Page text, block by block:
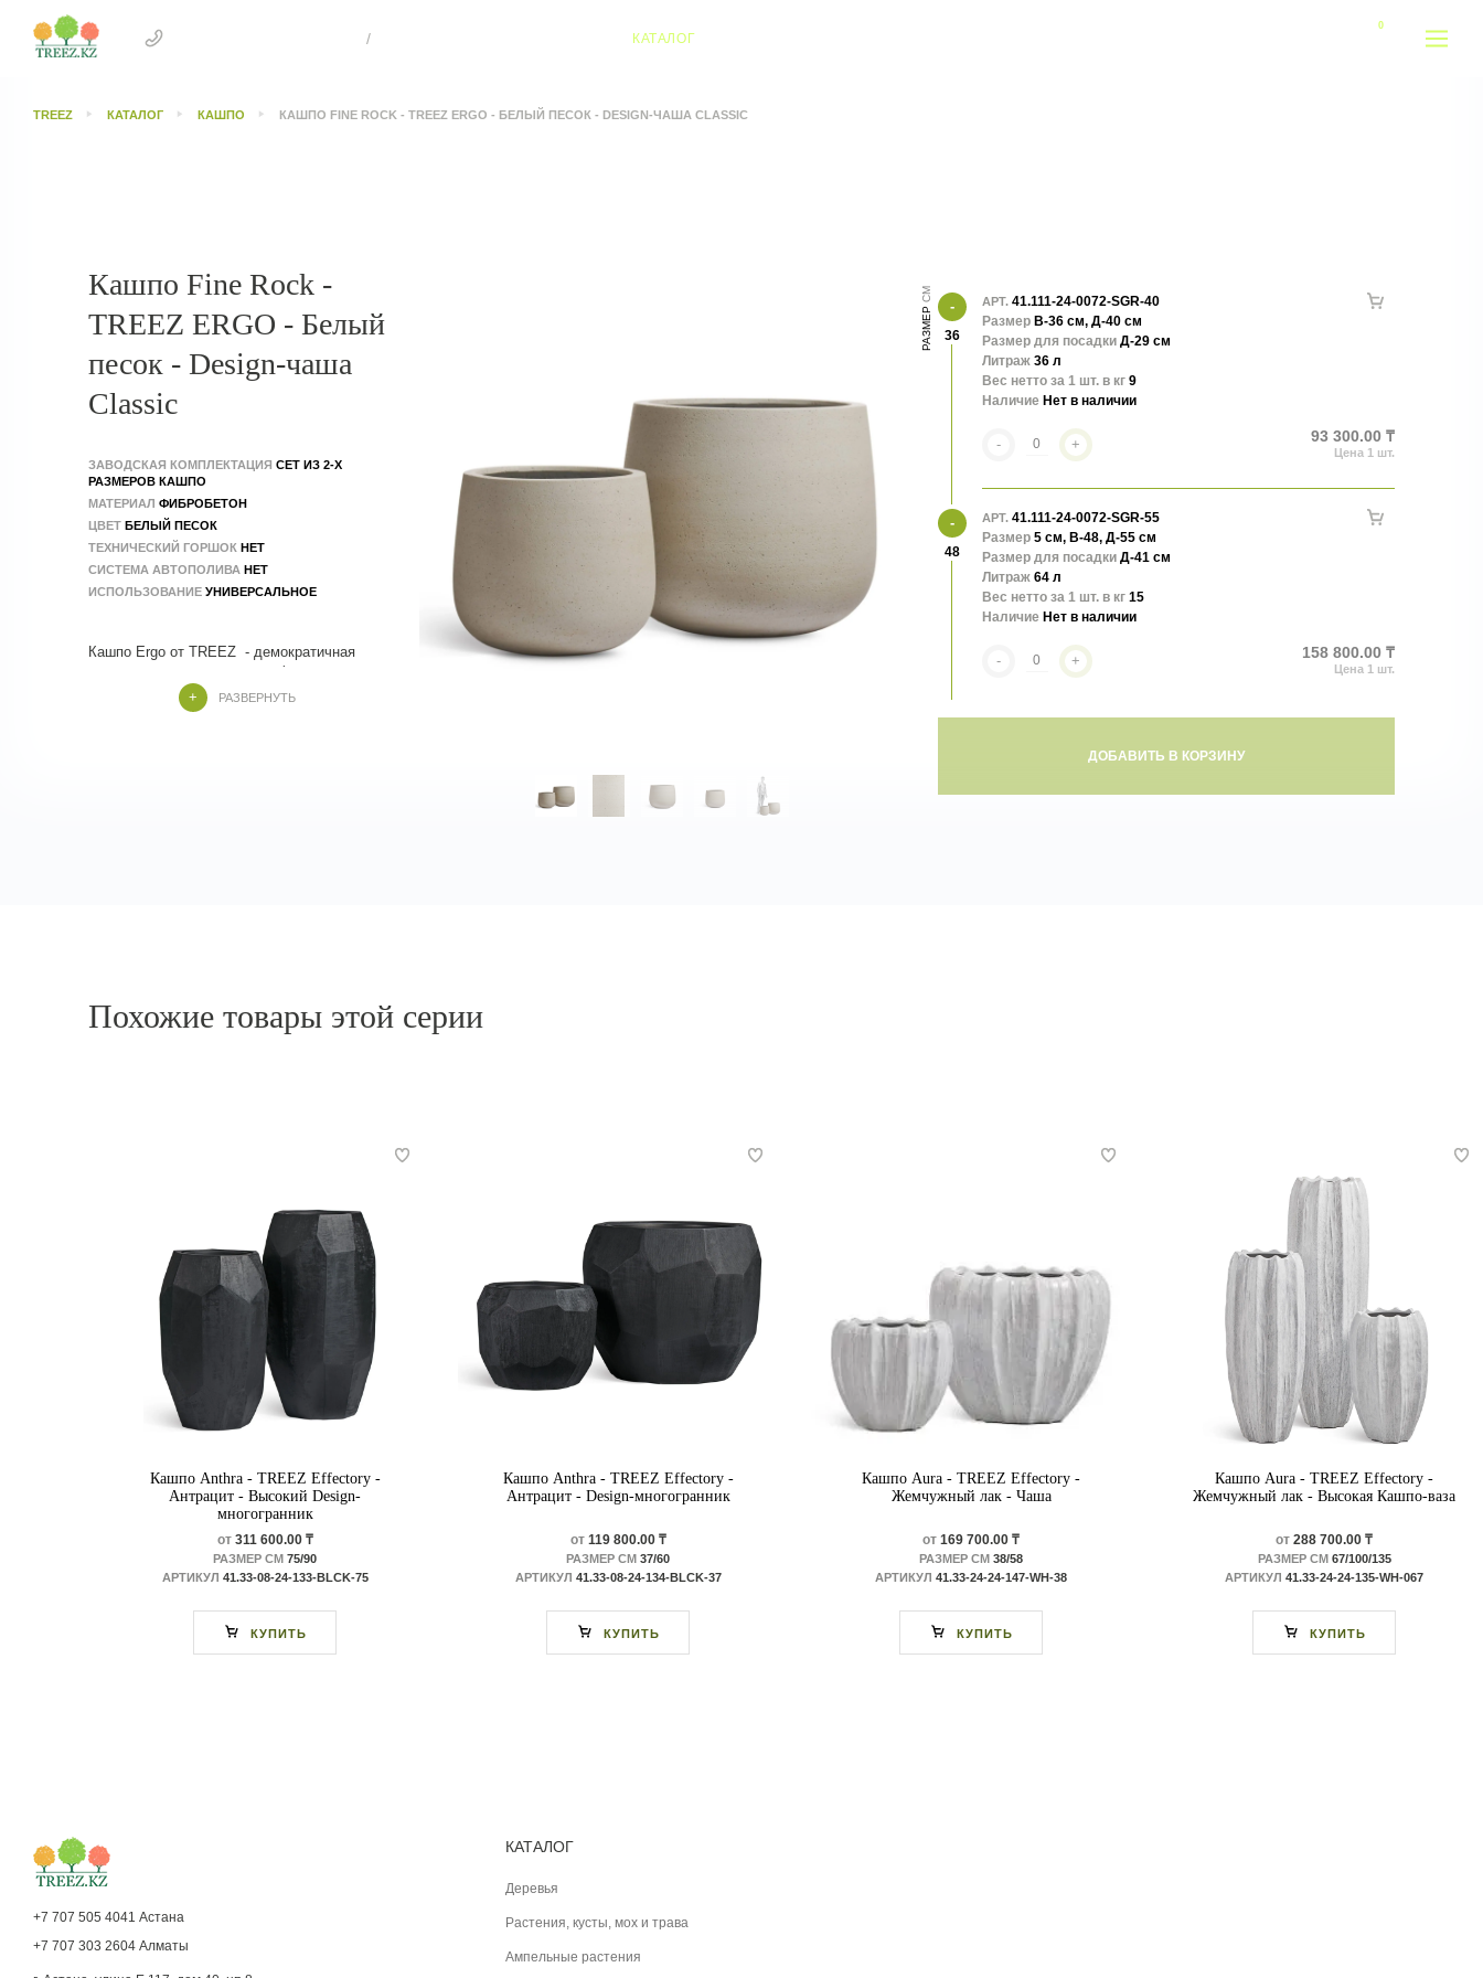
/ КАТАЛОГ
TREEZ КАТАЛОГ КАШПО КАШПО FINE ROCK - TREEZ ERGO - БЕЛЫЙ ПЕСОК - DESIGN-ЧАША CLASSIC
Кашпо Fine Rock -
TREEZ ERGO - Белый
песок - Design-чаша
Classic
ЗАВОДСКАЯ КОМПЛЕКТАЦИЯ СЕТ ИЗ 2-Х
РАЗМЕРОВ КАШПО
МАТЕРИАЛ ФИБРОБЕТОН
ЦВЕТ БЕЛЫЙ ПЕСОК
ТЕХНИЧЕСКИЙ ГОРШОК НЕТ
СИСТЕМА АВТОПОЛИВА НЕТ
ИСПОЛЬЗОВАНИЕ УНИВЕРСАЛЬНОЕ
Кашпо Ergo от TREEZ - демократичная
коллекция, современная по форме и стилю
РАЗВЕРНУТЬ
РАЗМЕР 36
АРТ. 41.111-24-0072-SGR-40
Размер В-36 см, Д-40 см
Размер для посадки Д-29 см
Литраж 36 л
Вес нетто за 1 шт. в кг 9
Наличие Нет в наличии
- + 93 300.00 ₸
48
АРТ. 41.111-24-0072-SGR-55
Размер 5 см, В-48, Д-55 см
Размер для посадки Д-41 см
Литраж 64 л
Вес нетто за 1 шт. в кг 15
Наличие Нет в наличии
- + 158 800.00 ₸
ДОБАВИТЬ В КОРЗИНУ
Похожие товары этой серии
Кашпо Anthra - TREEZ Effectory -
Антрацит - Высокий Design-
многогранник
от311 600.00 ₸
РАЗМЕР СМ 75/90
АРТИКУЛ 41.33-08-24-133-BLCK-75
КУПИТЬ
Кашпо Anthra - TREEZ Effectory -
Антрацит - Design-многогранник
от119 800.00 ₸
РАЗМЕР СМ 37/60
АРТИКУЛ 41.33-08-24-134-BLCK-37
КУПИТЬ
Кашпо Aura - TREEZ Effectory -
Жемчужный лак - Чаша
от 169 700.00 ₸
РАЗМЕР СМ 38/58
АРТИКУЛ 41.33-24-24-147-WH-38
КУПИТЬ
Кашпо Aura - TREEZ Effectory -
Жемчужный лак - Высокая Кашпо-ваза
от 288 700.00 ₸
РАЗМЕР СМ67/100/135
АРТИКУЛ 41.33-24-24-135-WH-067
КУПИТЬ
КАТАЛОГ
Деревья
Растения, кусты, мох и трава
Ампельные растения
+7 707 505 4041 Астана
+7 707 303 2604 Алматы